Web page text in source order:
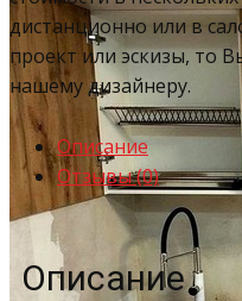
дистанционно или в
проект или эскизы, то
нашему дизайнеру.
Описание
Отзывы (0)
Описание